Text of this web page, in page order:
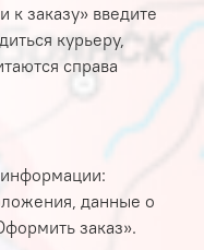
заказу» введите
курьеру,
справа
информации:
данные о
заказ».